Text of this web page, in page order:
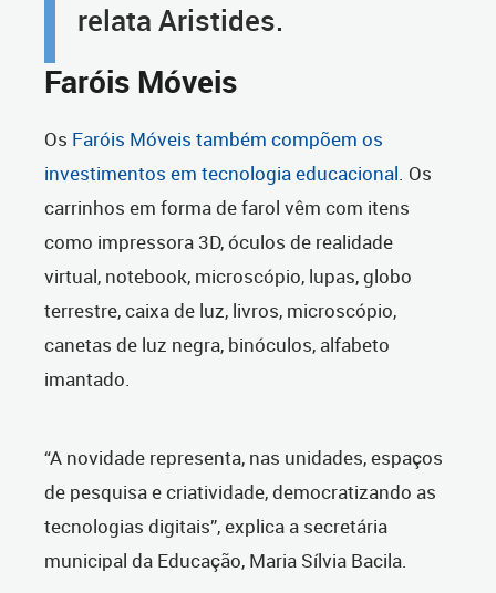
relata Aristides.
Faróis Móveis
Os Faróis Móveis também compõem os
investimentos em tecnologia educacional. Os
carrinhos em forma de farol vêm com itens
como impressora 3D, óculos de realidade
virtual, notebook, microscópio, lupas, globo
terrestre, caixa de luz, livros, microscópio,
canetas de luz negra, binóculos, alfabeto
imantado.
“A novidade representa, nas unidades, espaços
de pesquisa e criatividade, democratizando as
tecnologias digitais”, explica a secretária
municipal da Educação, Maria Sílvia Bacila.